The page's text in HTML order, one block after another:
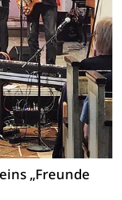
„Freunde